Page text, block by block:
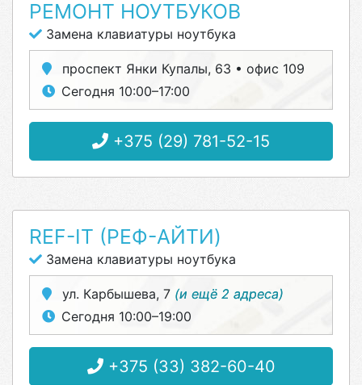
РЕМОНТ НОУТБУКОВ
Замена клавиатуры ноутбука
проспект Янки Купалы, 63 • офис 109
Сегодня 10:00–17:00
+375 (29) 781-52-15
REF-IT (РЕФ-АЙТИ)
Замена клавиатуры ноутбука
ул. Карбышева, 7 (и ещё 2 адреса)
Сегодня 10:00–19:00
+375 (33) 382-60-40